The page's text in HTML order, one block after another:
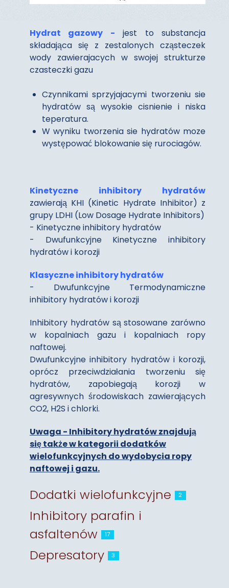
Hydrat gazowy - jest to substancja
składająca się z zestalonych cząsteczek
wody zawierajacych w swojej strukturze
czasteczki gazu
Czynnikami sprzyjajacymi tworzeniu sie
hydratów są wysokie cisnienie i niska
teperatura.
W wyniku tworzenia sie hydratów moze
występować blokowanie się rurociagów.
Kinetyczne inhibitory hydratów
zawierają KHI (Kinetic Hydrate Inhibitor) z
grupy LDHI (Low Dosage Hydrate Inhibitors)
- Kinetyczne inhibitory hydratów
- Dwufunkcyjne Kinetyczne inhibitory
hydratów i korozji
Klasyczne inhibitory hydratów
- Dwufunkcyjne Termodynamiczne
inhibitory hydratów i korozji
Inhibitory hydratów są stosowane zarówno
w kopalniach gazu i kopalniach ropy
naftowej.
Dwufunkcyjne inhibitory hydratów i korozji,
oprócz przeciwdziałania tworzeniu się
hydratów, zapobiegają korozji w
agresywnych środowiskach zawierających
CO2, H2S i chlorki.
Uwaga - Inhibitory hydratów znajdują
się także w kategorii dodatków
wielofunkcyjnych do wydobycia ropy
naftowej i gazu.
Dodatki wielofunkcyjne 2
Inhibitory parafin i
asfaltenów
17
Depresatory 3